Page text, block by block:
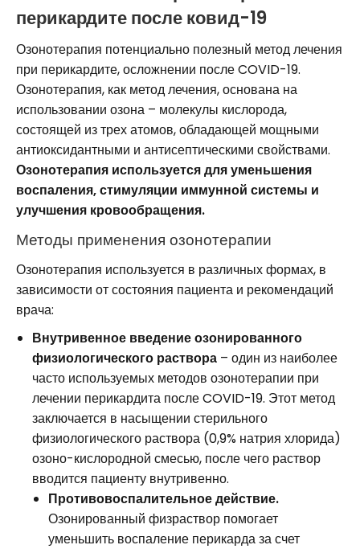
перикардите после ковид-19
Озонотерапия потенциально полезный метод лечения
при перикардите, осложнении после COVID-19.
Озонотерапия, как метод лечения, основана на
использовании озона – молекулы кислорода,
состоящей из трех атомов, обладающей мощными
антиоксидантными и антисептическими свойствами.
Озонотерапия используется для уменьшения
воспаления, стимуляции иммунной системы и
улучшения кровообращения.
Методы применения озонотерапии
Озонотерапия используется в различных формах, в
зависимости от состояния пациента и рекомендаций
врача:
Внутривенное введение озонированного
физиологического раствора – один из наиболее
часто используемых методов озонотерапии при
лечении перикардита после COVID-19. Этот метод
заключается в насыщении стерильного
физиологического раствора (0,9% натрия хлорида)
озоно-кислородной смесью, после чего раствор
вводится пациенту внутривенно.
Противовоспалительное действие.
Озонированный физраствор помогает
уменьшить воспаление перикарда за счет